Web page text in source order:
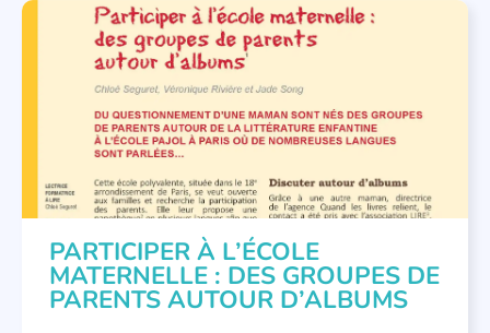
NOUS AVONS PUBLIÉ
PARTICIPER À L’ÉCOLE
MATERNELLE : DES GROUPES DE
PARENTS AUTOUR D’ALBUMS